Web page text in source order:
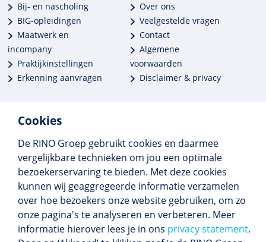
Cookies
De RINO Groep gebruikt cookies en daarmee
vergelijkbare technieken om jou een optimale
bezoekerservaring te bieden. Met deze cookies
kunnen wij geaggregeerde informatie verzamelen
over hoe bezoekers onze website gebruiken, om zo
onze pagina's te analyseren en verbeteren. Meer
informatie hierover lees je in ons privacy statement.
Bij- en nascholing
BIG-opleidingen
Maatwerk en
incompany
Praktijkinstellingen
Erkenning aanvragen
Over ons
Veelgestelde vragen
Contact
Algemene
voorwaarden
Disclaimer & privacy
Meer dan 250 opleidingen
Alle BIG-opleidingen in huis
Cedeo-erkend en CRKBO-geregistreerd
Gemiddelde beoordeling 8,4